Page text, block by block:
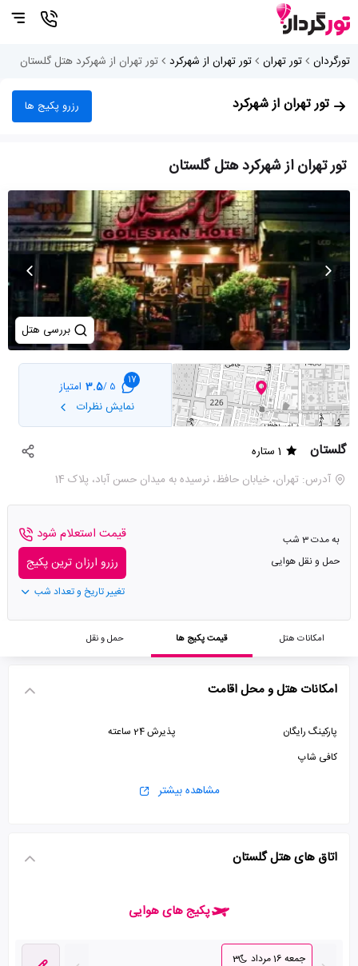
تورگردان تور تهران تور تهران از شهرکرد تور تهران از شهرکرد هتل گلستان
تور تهران از شهرکرد رزرو پکیج ها
تور تهران از شهرکرد هتل گلستان
بررسی هتل
17
5 /
3.5 امتیاز
نمایش نظرات
گلستان
1 ستاره
آدرس: تهران، خیابان حافظ، نرسیده به میدان حسن آباد، پلاک 14
به مدت 3 شب
حمل و نقل هوایی
قیمت استعلام شود
رزرو ارزان ترین پکیج
تغییر تاریخ و تعداد شب
امکانات هتل قیمت پکیج ها حمل و نقل
امکانات هتل و محل اقامت
پارکینگ رایگان
پذیرش 24 ساعته
کافی شاپ
مشاهده بیشتر
اتاق های هتل گلستان
پکیج های هوایی
جمعه 16 مرداد
3